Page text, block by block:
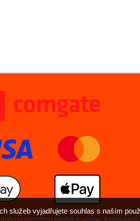
na systému tvorba e-shopu a
služeb vyjadřujete souhlas s naším